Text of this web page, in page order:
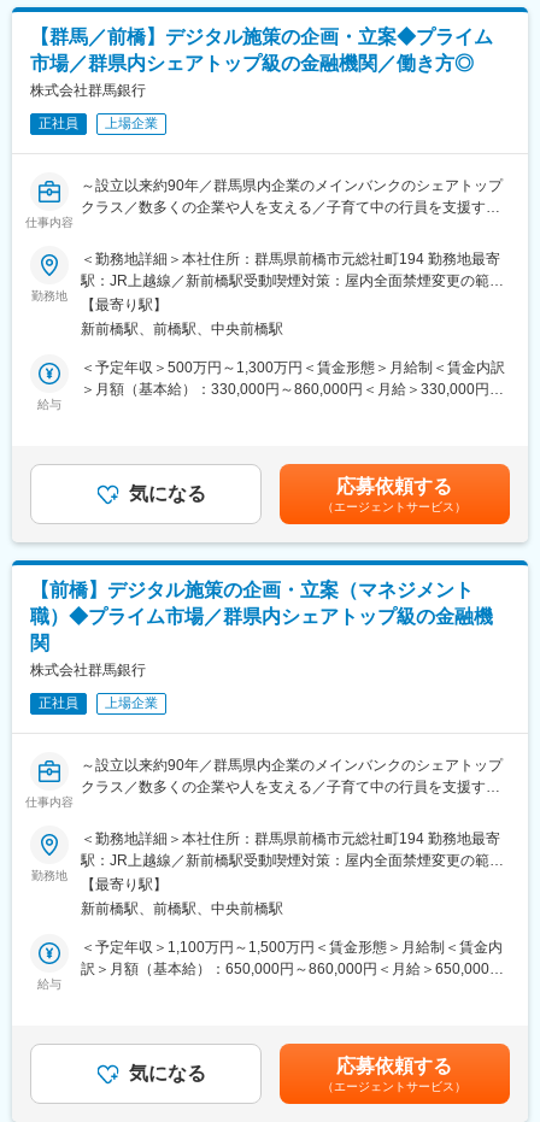
務面、非財務面双方からの課題解決支援に注力しています。
変更の範囲：会社の定める業務
・事業性評価（売上・収益予測、リスク分析）
■当社について：
当社は1950年に創業した電子部品メーカーです。
コンデンサを始め、インダクタ、通信用デバイス（FBAR／
SAW）などの各種電子部品の研究・開発、生産、販売に取り組
み、グローバルに事業を展開しています。
当社は、お客様や社会のニーズに応える商品を提供するため、素
材の開発から出発して製品化を行うことを信条としています。
これにより、スマートフォンやタブレットなどの電子機器や、
機器など、幅広い分野で高い評価をいただいています。
変更の範囲：会社の定める業務
【群馬／前橋】デジタル施策の企画・立案◆プライム
市場／群県内シェアトップ級の金融機関／働き方◎
株式会社群馬銀行
正社員 上場企業
仕事内容
～設立以来約90年／群馬県内企業のメインバンクのシェアトップ
クラス／数多くの企業や人を支える／子育て中の行員を支援する
■職務内容：
当行のデジタルイノベーション部にて下記業務に従事していただ
きます。
■業務詳細：
◇デジタル施策の企画・立案
（近年の導入例：Teamsや店頭タブレット、各種ペーパレス化、
定型業務の自動化、業務用スマホ 等）
制度が整っておりますので地元群馬県で貢献したい方にはやりが
いのあるお仕事です。
・正行員およそ3,000名が在籍。男女比はおよそ半々です。
ト意識の向上を図るために1on1がスタート。また、2014年に女性
■働き方：
う「制度休暇」や「連続休暇」や2営業日続けての休暇が取得でき
る「ポケット休暇」、年5日休暇を取得できる「ワーク・ライフ・
バランス休暇」、育児休業、配偶者出産、介護休暇等もありま
す。また、産前産後の出産休暇はもちろん、子どもが2歳になるま
間勤務、所定外勤務免除、時間外勤務の制限等、子育て中の行員
を支援する制度が充実しています。
今後もデジタルを活用しながらさまざまな情報を繋ぎ、私たち群
馬銀行グループの一人ひとりが金融面にとどまらない幅広い価値
の提供に取組んでいくことで、お客さまとともに新たな地域社会
勤務地
＜勤務地詳細＞本社住所：群馬県前橋市元総社町194 勤務地最寄
駅：JR上越線／新前橋駅受動喫煙対策：屋内全面禁煙変更の範
囲：会社の定める事業所
【最寄り駅】
新前橋駅、前橋駅、中央前橋駅
給与
＜予定年収＞500万円～1,300万円＜賃金形態＞月給制＜賃金内訳
＞月額（基本給）：330,000円～860,000円＜月給＞330,000円～
でも目安の金額であり、選考を通じて上下する可能性がありま
す。月給(月額)は固定手当を含めた表記です。
気になる 応募依頼する
（エージェントサービス）
【前橋】デジタル施策の企画・立案（マネジメント
職）◆プライム市場／群県内シェアトップ級の金融機
関
株式会社群馬銀行
正社員 上場企業
仕事内容
～設立以来約90年／群馬県内企業のメインバンクのシェアトップ
クラス／数多くの企業や人を支える／子育て中の行員を支援する
■職務内容：
当行のデジタルイノベーション部にて下記業務に従事していただ
きます。
■業務詳細：
◇多様なデータを活用し、経営課題解決や新たな価値創出につな
◇銀行内部のデジタル化（効率化）推進
（近年の導入例…Teamsや店頭タブレット、各種ペーパレス化、
定型業務の自動化、業務用スマホ 等）
勤務地
＜勤務地詳細＞本社住所：群馬県前橋市元総社町194 勤務地最寄
駅：JR上越線／新前橋駅受動喫煙対策：屋内全面禁煙変更の範
囲：会社の定める事業所
【最寄り駅】
新前橋駅、前橋駅、中央前橋駅
給与
＜予定年収＞1,100万円～1,500万円＜賃金形態＞月給制＜賃金内
訳＞月額（基本給）：650,000円～860,000円＜月給＞650,000円
までも目安の金額であり、選考を通じて上下する可能性がありま
す。月給(月額)は固定手当を含めた表記です。
気になる 応募依頼する
（エージェントサービス）